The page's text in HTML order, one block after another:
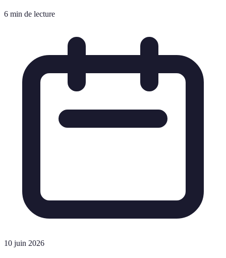
6 min de lecture
10 juin 2026